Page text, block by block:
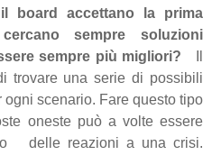
board accettano la prima
sempre soluzioni
sempre più migliori?
trovare una serie di possibili
scenario. Fare questo tipo
oneste può a volte essere
delle reazioni a una crisi.